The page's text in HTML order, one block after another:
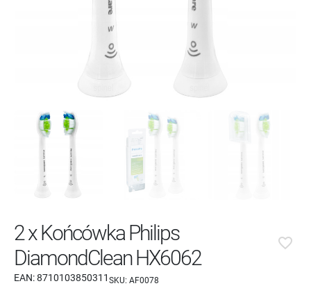
2 x Końcówka Philips
DiamondClean HX6062
EAN:8710103850311 SKU: AF0078
favorite_border